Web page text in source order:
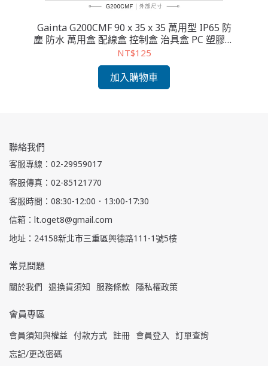
Gainta G200CMF 90 x 35 x 35 萬用型 IP65 防
塵 防水 萬用盒 配線盒 控制盒 治具盒 PC 塑膠盒
透明上蓋 底部 壁掛 操作溫度 - 40℃ 至 120℃
NT$125
加入購物車
聯絡我們
客服專線：02-29959017
客服傳真：02-85121770
客服時間：08:30-12:00．13:00-17:30
信箱：lt.oget8@gmail.com
地址：24158新北市三重區興德路111-1號5樓
常見問題
關於我們 退換貨須知 服務條款 隱私權政策
會員專區
會員須知與權益 付款方式 註冊 會員登入
訂單查詢
忘記/更改密碼